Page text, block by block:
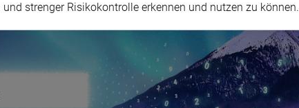
strenger Risikokontrolle erkennen und nutzen zu können.